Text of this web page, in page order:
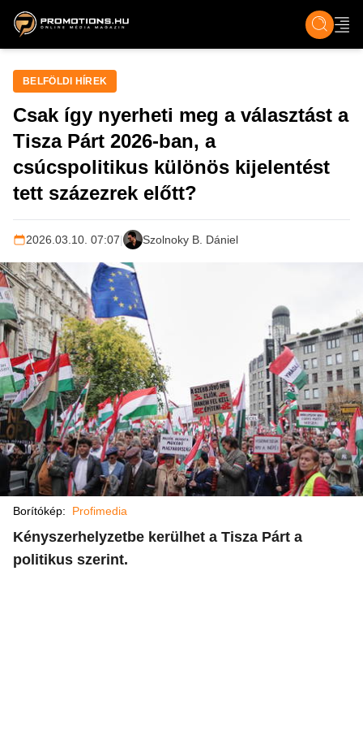
ZENE, FILM & KULT ÉLET TECH &
BELFÖLDI HÍREK
Csak így nyerheti meg a választást a
Tisza Párt 2026-ban, a
csúcspolitikus különös kijelentést
tett százezrek előtt?
2026.03.10. 07:07| Szolnoky B. Dániel
Borítókép: Profimedia
Kényszerhelyzetbe kerülhet a Tisza Párt a
politikus szerint.